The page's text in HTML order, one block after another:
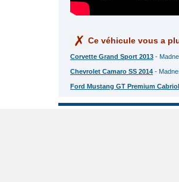
Ce véhicule vous a
Corvette Grand Sport 2013 -
Chevrolet Camaro SS 2014 -
Ford Mustang GT Premium